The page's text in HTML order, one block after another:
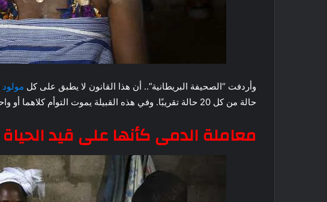
وأردفت “الصحيفة البريطانية”.. أن هذا القانون لا يطبق على كل مولود
حالة من كل 20 حالة تقريبًا. وفي هذه القبيلة يموت التوأم كلاهما أو واحد منهما بسبب ظروف المعيشة.
معاملة الدمى كأنها على قيد الحياة